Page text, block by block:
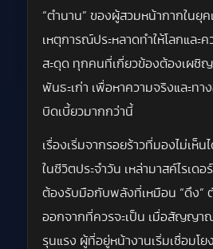
“ตำนาน” ของผู้สวมหน้ากากในยุ
เหตุการณ์ประหลาดทำให้โลกและ
สะดุด ทุกคนที่เกี่ยวข้องต้องเผชิ
พันธะเก่า เพื่อหาความจริงและท
บิดเบี้ยวมากกว่านี้
เรื่องเริ่มจากรอยร้าวที่มองไม่เห็น
ในชีวิตประจำวัน เหล่ามาสค์ไรเดอ
ต้องรับมือกับพลังที่เหมือน “ดึง”
ออกจากที่ควรจะเป็น เมื่อสัญญา
รุนแรง ผู้ที่อยู่หน้างานเริ่มเชื่อมโย